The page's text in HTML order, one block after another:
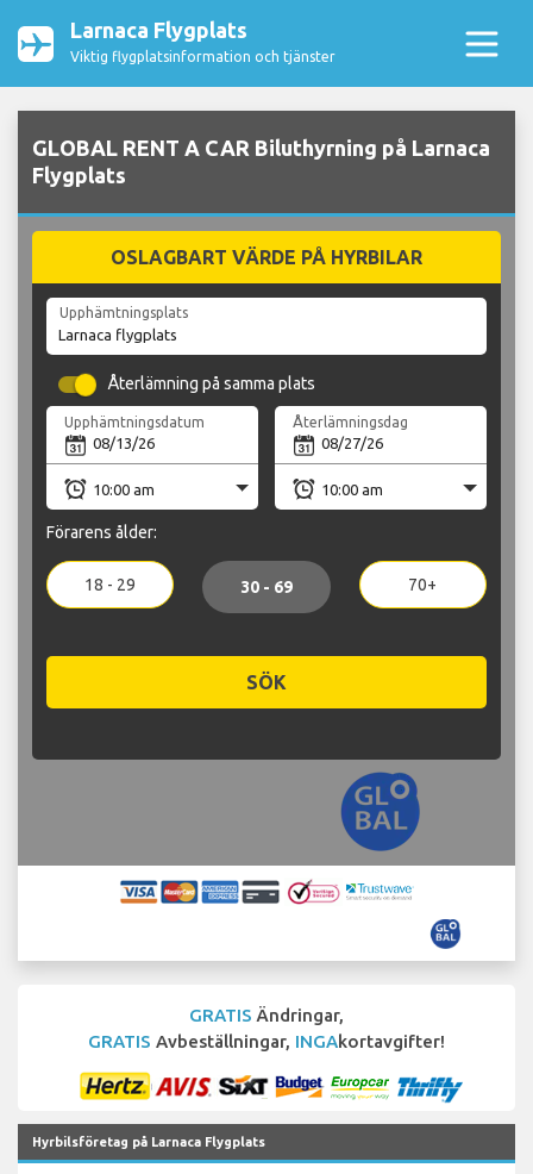
Larnaca Flygplats
Viktig flygplatsinformation och tjänster
GLOBAL RENT A CAR Biluthyrning på Larnaca
Flygplats
OSLAGBART VÄRDE PÅ HYRBILAR
Upphämtningsplats
Återlämning på samma plats
Upphämtningsdatum Återlämningsdag
Förarens ålder:
18 - 29 30 - 69 70+
SÖK
GRATIS Ändringar,
GRATIS Avbeställningar, INGAkortavgifter!
Hyrbilsföretag på Larnaca Flygplats